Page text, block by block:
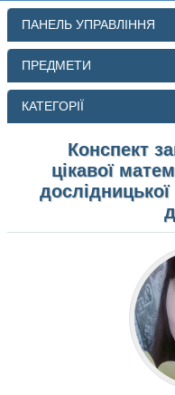
КОНТАКТИ
ПОШУК
ПАНЕЛЬ УПРАВЛІННЯ
ПРЕДМЕТИ
КАТЕГОРІЇ
Конспект
цікавої